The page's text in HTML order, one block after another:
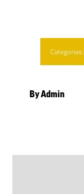
Categories:
By Admin